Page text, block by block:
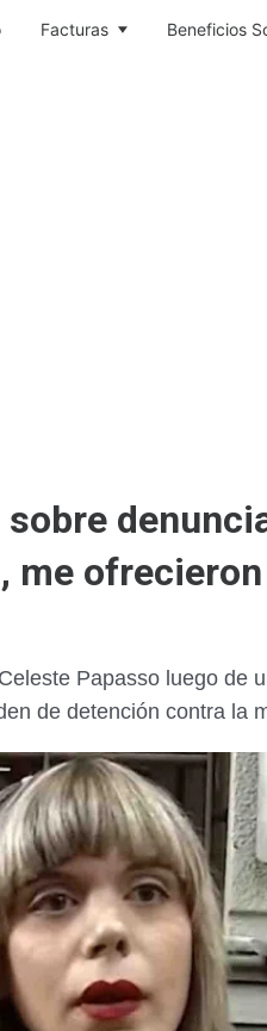
Facturas Beneficios
me
Papasso luego de
de detención contra la